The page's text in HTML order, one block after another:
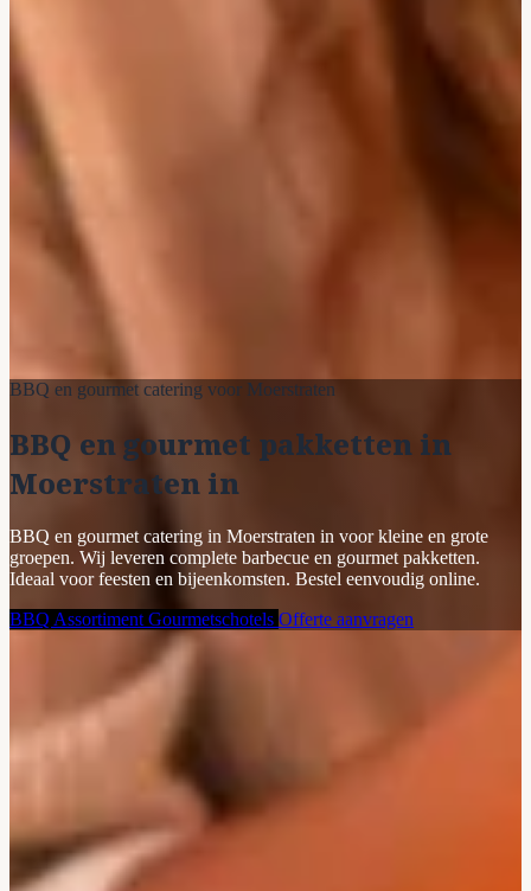
BBQ en gourmet catering voor Moerstraten
BBQ en gourmet pakketten in
Moerstraten in
BBQ en gourmet catering in Moerstraten in voor kleine en grote
groepen. Wij leveren complete barbecue en gourmet pakketten.
Ideaal voor feesten en bijeenkomsten. Bestel eenvoudig online.
BBQ Assortiment Gourmetschotels Offerte aanvragen